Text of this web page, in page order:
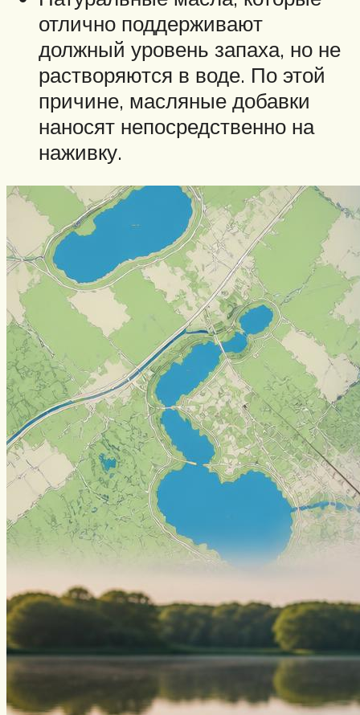
отлично поддерживают
должный уровень запаха, но не
растворяются в воде. По этой
причине, масляные добавки
наносят непосредственно на
наживку.